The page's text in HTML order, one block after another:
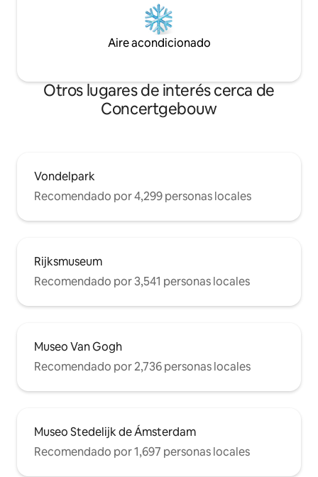
Aire acondicionado
Otros lugares de interés cerca de
Concertgebouw
Vondelpark
Recomendado por 4,299 personas locales
Rijksmuseum
Recomendado por 3,541 personas locales
Museo Van Gogh
Recomendado por 2,736 personas locales
Museo Stedelijk de Ámsterdam
Recomendado por 1,697 personas locales